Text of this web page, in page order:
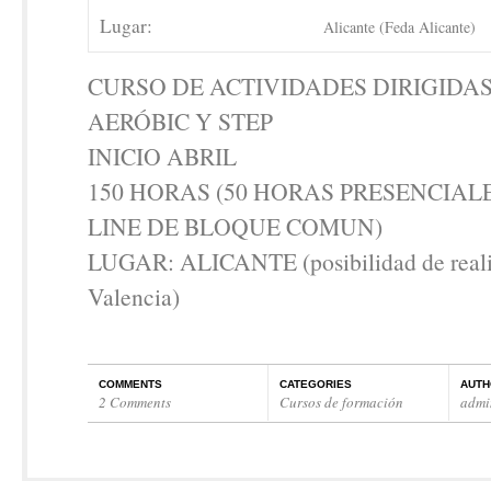
Lugar: Alicante (Feda Alicante)
CURSO DE ACTIVIDADES
AERÓBIC Y STEP
INICIO ABRIL
150 HORAS (50 HORAS
LINE DE BLOQUE COMUN)
LUGAR: ALICANTE (posibilidad de
Valencia)
COMMENTS
2 Comments
CATEGORIES
Cursos de formación